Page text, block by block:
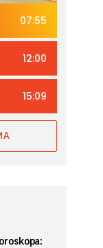
07:55
12:00
15:09